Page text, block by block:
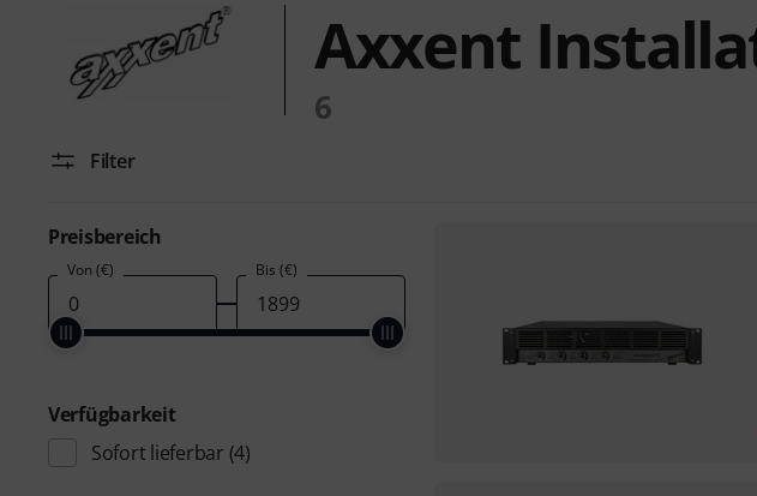
Axxent
6
Filter
Preisbereich
Von (€) Bis (€)
Verfügbarkeit
Sofort lieferbar (4)